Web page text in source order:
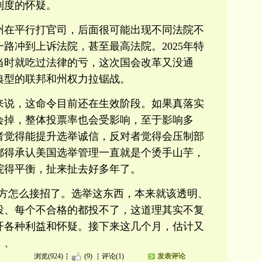
的怀疑。
平行打官司，后面很可能出现不同法院不
冲到上诉法院，甚至最高法院。2025年特
就吃过法律的亏，这次国会改革又没通
的联邦和州权力拉锯战。
，这命令目前还在生效阶段。如果真落实
，整体投票率也会受影响，至于影响多
得能提升选举诚信，反对者觉得会压制部
承认美国选举管理一直就是个烫手山芋，
平衡，扯来扯去好多年了。
怎么接招了。选举这东西，本来就该透明、
每个不合格的都投不了，这道理其实不复
种利益和怀疑。接下来这几个月，估计又
浏览(924) (9) 评论(1) 发表评论